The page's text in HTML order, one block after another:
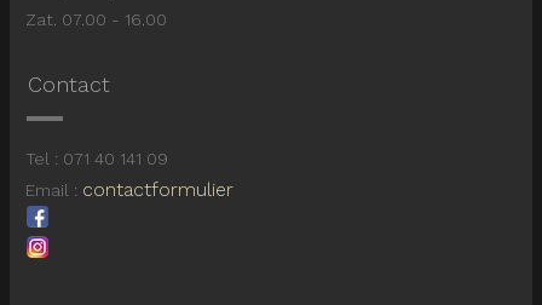
Zat. 07.00 - 16.00
Contact
Tel : 071 40 141 09
Email : contactformulier